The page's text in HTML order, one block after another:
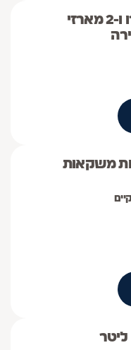
מארז 6 אלפרו ו-2 מארזי
יחידות משקאות